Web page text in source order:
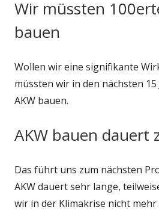
Wir müssten
bauen
Wollen wir eine signifikante
müssten wir in den nächsten
AKW bauen.
AKW bauen dauert
Das führt uns zum nächsten
AKW dauert sehr lange,
wir in der Klimakrise nicht